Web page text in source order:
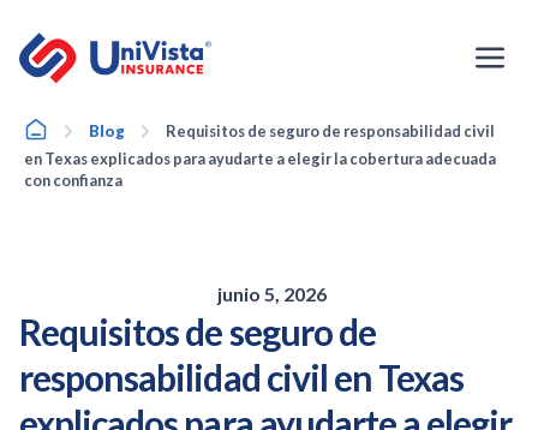
contenido
HomeBlog
Requisitos de seguro de responsabilidad civil
en Texas explicados para ayudarte a elegir la cobertura adecuada
con confianza
junio 5, 2026
Requisitos de seguro de
responsabilidad civil en Texas